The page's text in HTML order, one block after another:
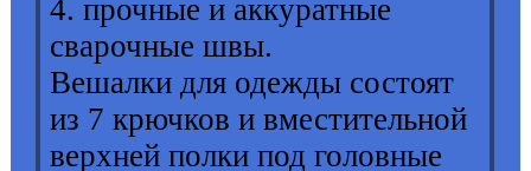
4. прочные и аккуратные
сварочные швы.
Вешалки для одежды состоят
из 7 крючков и вместительной
верхней полки под головные